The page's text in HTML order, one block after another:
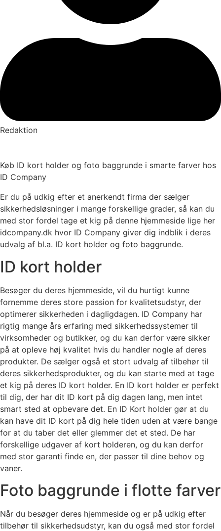
Redaktion
Køb ID kort holder og foto baggrunde i smarte farver hos
ID Company
Er du på udkig efter et anerkendt firma der sælger
sikkerhedsløsninger i mange forskellige grader, så kan du
med stor fordel tage et kig på denne hjemmeside lige her
idcompany.dk hvor ID Company giver dig indblik i deres
udvalg af bl.a. ID kort holder og foto baggrunde.
ID kort holder
Besøger du deres hjemmeside, vil du hurtigt kunne
fornemme deres store passion for kvalitetsudstyr, der
optimerer sikkerheden i dagligdagen. ID Company har
rigtig mange års erfaring med sikkerhedssystemer til
virksomheder og butikker, og du kan derfor være sikker
på at opleve høj kvalitet hvis du handler nogle af deres
produkter. De sælger også et stort udvalg af tilbehør til
deres sikkerhedsprodukter, og du kan starte med at tage
et kig på deres ID kort holder. En ID kort holder er perfekt
til dig, der har dit ID kort på dig dagen lang, men intet
smart sted at opbevare det. En ID Kort holder gør at du
kan have dit ID kort på dig hele tiden uden at være bange
for at du taber det eller glemmer det et sted. De har
forskellige udgaver af kort holderen, og du kan derfor
med stor garanti finde en, der passer til dine behov og
vaner.
Foto baggrunde i flotte farver
Når du besøger deres hjemmeside og er på udkig efter
tilbehør til sikkerhedsudstyr, kan du også med stor fordel